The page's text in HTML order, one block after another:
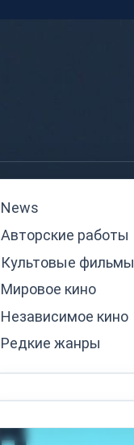
News
Авторские работы
Культовые фильмы
Мировое кино
Независимое кино
Редкие жанры